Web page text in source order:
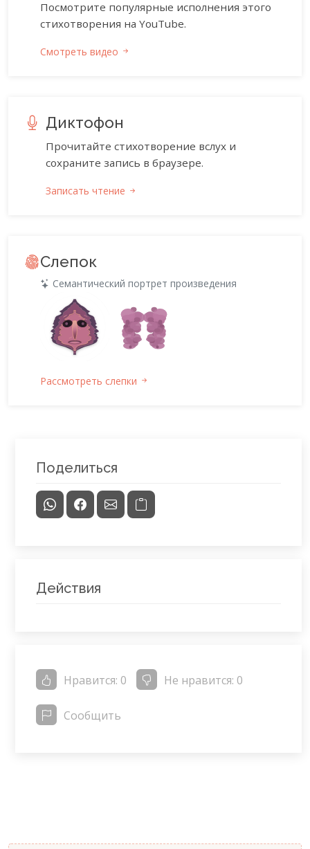
Посмотрите популярные исполнения этого
стихотворения на YouTube.
Смотреть видео
Диктофон
Прочитайте стихотворение вслух и
сохраните запись в браузере.
Записать чтение
Слепок
Семантический портрет произведения
Рассмотреть слепки
Поделиться
Действия
Нравится: 0 Не нравится: 0
Сообщить